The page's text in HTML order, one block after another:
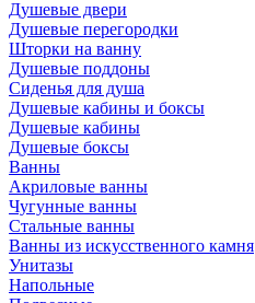
Душевые двери
Душевые перегородки
Шторки на ванну
Душевые поддоны
Сиденья для душа
Душевые кабины и боксы
Душевые кабины
Душевые боксы
Ванны
Акриловые ванны
Чугунные ванны
Стальные ванны
Ванны из искусственного камня
Унитазы
Напольные